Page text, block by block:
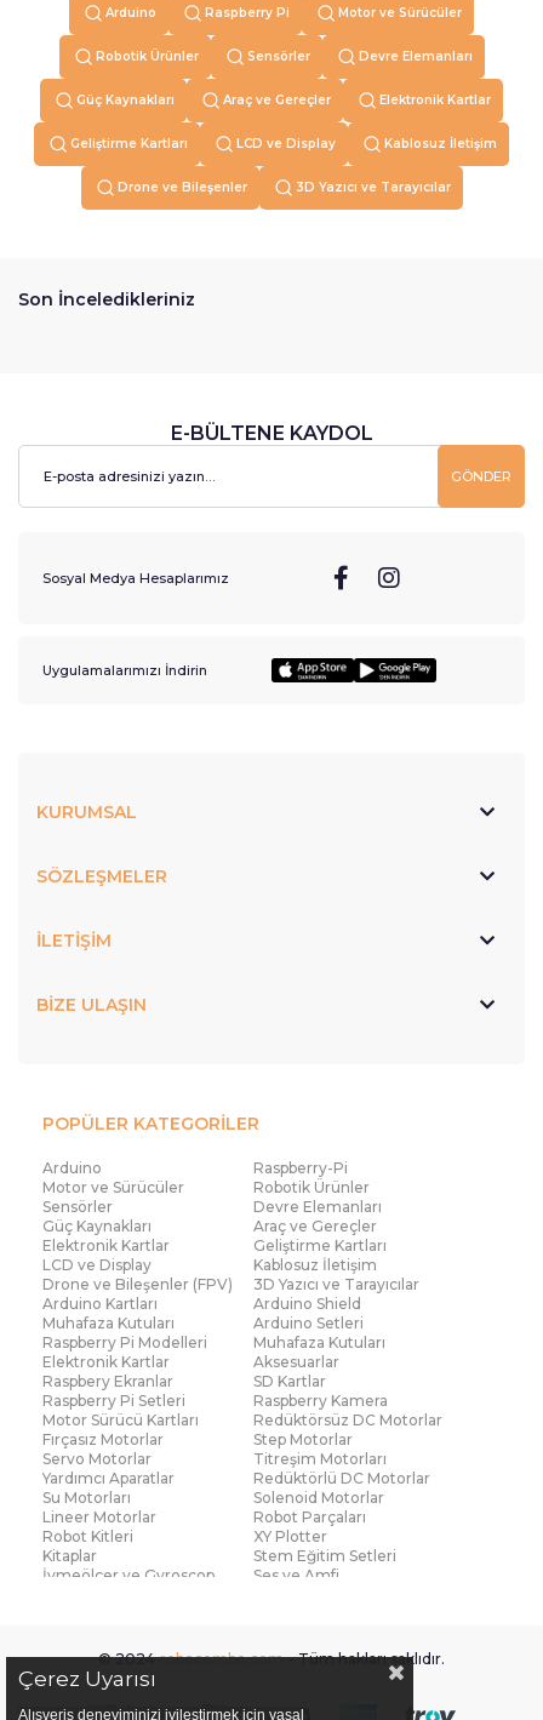
Arduino Raspberry Pi Motor ve Sürücüler
Robotik Ürünler Sensörler Devre Elemanları
Güç Kaynakları Araç ve Gereçler Elektronik Kartlar
Geliştirme Kartları LCD ve Display Kablosuz İletişim
Drone ve Bileşenler 3D Yazıcı ve Tarayıcılar
Son İnceledikleriniz
E-BÜLTENE KAYDOL
GÖNDER
Sosyal Medya Hesaplarımız
Uygulamalarımızı İndirin
KURUMSAL
SÖZLEŞMELER
İLETİŞİM
BİZE ULAŞIN
POPÜLER KATEGORİLER
Arduino
Raspberry-Pi
Motor ve Sürücüler
Robotik Ürünler
Sensörler
Devre Elemanları
Güç Kaynakları
Araç ve Gereçler
Elektronik Kartlar
Geliştirme Kartları
LCD ve Display
Kablosuz İletişim
Drone ve Bileşenler (FPV)
3D Yazıcı ve Tarayıcılar
Arduino Kartları
Arduino Shield
Muhafaza Kutuları
Arduino Setleri
Raspberry Pi Modelleri
Muhafaza Kutuları
Elektronik Kartlar
Aksesuarlar
Raspbery Ekranlar
SD Kartlar
Raspberry Pi Setleri
Raspberry Kamera
Motor Sürücü Kartları
Redüktörsüz DC Motorlar
Fırçasız Motorlar
Step Motorlar
Servo Motorlar
Titreşim Motorları
Yardımcı Aparatlar
Redüktörlü DC Motorlar
Su Motorları
Solenoid Motorlar
Lineer Motorlar
Robot Parçaları
Robot Kitleri
XY Plotter
Kitaplar
Stem Eğitim Setleri
İvmeölçer ve Gyroscop
Ses ve Amfi
Voltaj ve Akım
Titreşim
Basınç ve Kuvvet
Manyetik ve Hall Effect
Mesafe, Çizgi ve Hareket
Sıcaklık ve Nem
© 2024 robocombo.com - Tüm hakları saklıdır.
Çerez Uyarısı
Alışveriş deneyiminizi iyileştirmek için yasal